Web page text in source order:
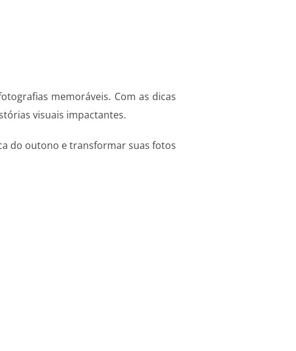
memoráveis. Com as dicas
visuais impactantes.
do outono e transformar suas fotos